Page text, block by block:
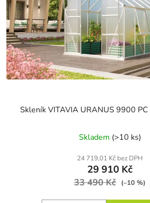
Skleník VITAVIA URANUS 9900
Skladem (>10 ks)
24 719,01 Kč bez DPH
29 910 Kč
33 490 Kč (–10 %)